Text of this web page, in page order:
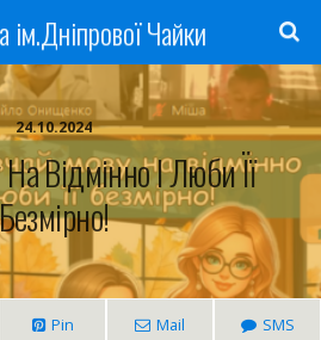
ім.Дніпрової Чайки
24.10.2024
Відмінно І Люби Її
Pin Mail SMS